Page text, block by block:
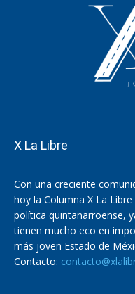
X La Libre
Con una creciente
hoy la Columna X La
política quintanarroense,
tienen mucho eco en
más joven Estado de
Contacto: